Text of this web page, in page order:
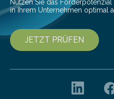
Nutzen Sie das Förderpotenzial
in Ihrem Unternehmen optimal
JETZT PRÜFEN